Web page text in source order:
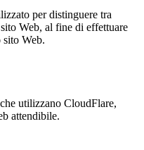
per distinguere tra
Web, al fine di effettuare
Web.
utilizzano CloudFlare,
attendibile.